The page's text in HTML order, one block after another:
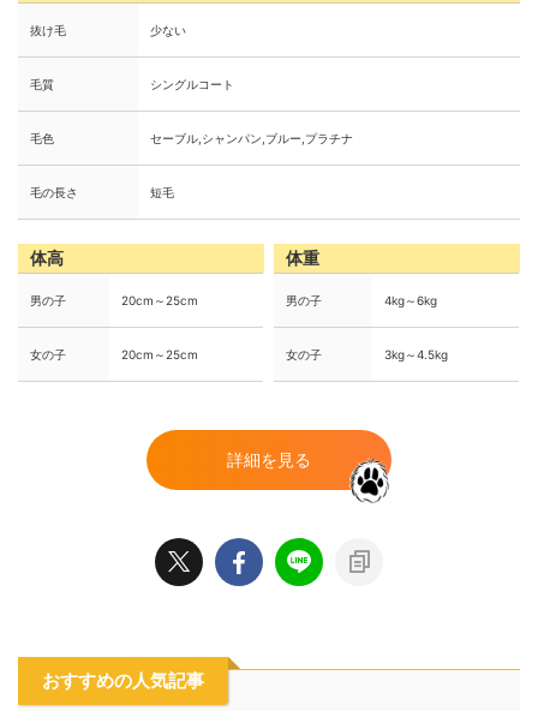
抜け毛 少ない
毛質 シングルコート
毛色 セーブル,シャンパン,ブルー,プラチナ
毛の長さ 短毛
体高
男の子 20cm～25cm
女の子 20cm～25cm
体重
男の子 4kg～6kg
女の子 3kg～4.5kg
詳細を見る
おすすめの人気記事